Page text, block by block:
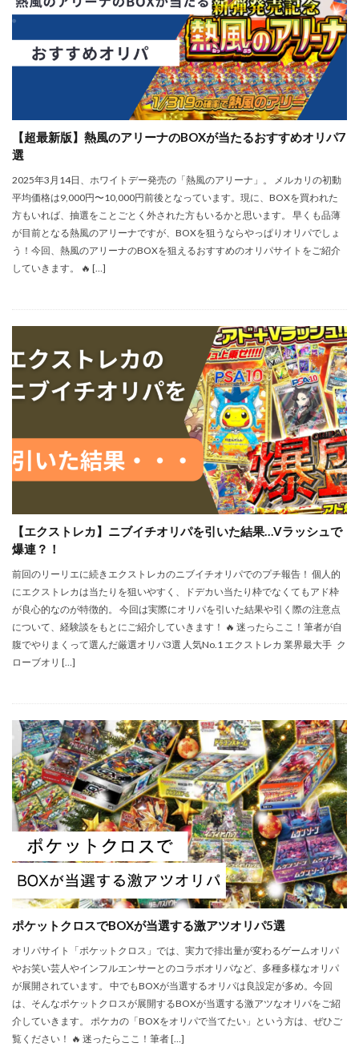
【超最新版】熱風のアリーナのBOXが当たるおすすめオリパ7
選
2025年3月14日、ホワイトデー発売の「熱風のアリーナ」。 メルカリの初動
平均価格は9,000円〜10,000円前後となっています。現に、BOXを買われた
方もいれば、抽選をことごとく外された方もいるかと思います。 早くも品薄
が目前となる熱風のアリーナですが、BOXを狙うならやっぱりオリパでしょ
う！今回、熱風のアリーナのBOXを狙えるおすすめのオリパサイトをご紹介
していきます。 🔥 […]
【エクストレカ】ニブイチオリパを引いた結果…Vラッシュで
爆連？！
前回のリーリエに続きエクストレカのニブイチオリパでのプチ報告！ 個人的
にエクストレカは当たりを狙いやすく、ドデカい当たり枠でなくてもアド枠
が良心的なのが特徴的。 今回は実際にオリパを引いた結果や引く際の注意点
について、経験談をもとにご紹介していきます！ 🔥 迷ったらここ！筆者が自
腹でやりまくって選んだ厳選オリパ3選 人気No.1 エクストレカ 業界最大手 ク
ローブオリ […]
ポケットクロスでBOXが当選する激アツオリパ5選
オリパサイト「ポケットクロス」では、実力で排出量が変わるゲームオリパ
やお笑い芸人やインフルエンサーとのコラボオリパなど、多種多様なオリパ
が展開されています。 中でもBOXが当選するオリパは良設定が多め。今回
は、そんなポケットクロスが展開するBOXが当選する激アツなオリパをご紹
介していきます。 ポケカの「BOXをオリパで当てたい」という方は、ぜひご
覧ください！ 🔥 迷ったらここ！筆者 […]